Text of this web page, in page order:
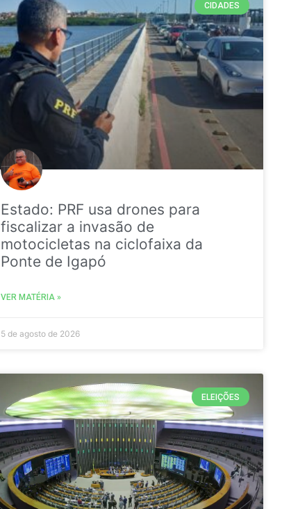
CIDADES
Estado: PRF usa drones para
fiscalizar a invasão de
motocicletas na ciclofaixa da
Ponte de Igapó
VER MATÉRIA »
5 de agosto de 2026
ELEIÇÕES